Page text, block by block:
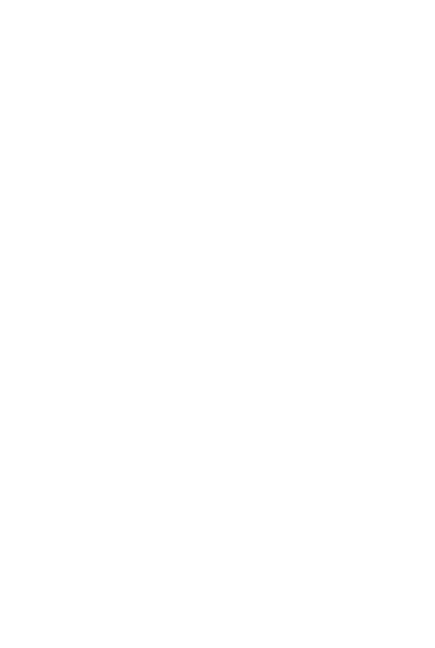
de mariage et les dates
ait laissé passer certains anniversaires. Si tel est votre
les autres anniversaires de mariage que vous pouvez